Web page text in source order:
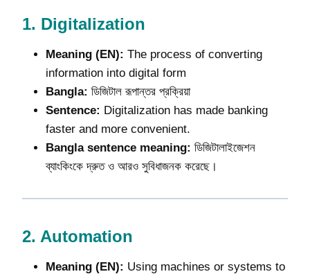
1. Digitalization
Meaning (EN): The process of converting
information into digital form
Bangla: ডিজিটাল রূপান্তর প্রক্রিয়া
Sentence: Digitalization has made banking
faster and more convenient.
Bangla sentence meaning: ডিজিটালাইজেশন
ব্যাংকিংকে দ্রুত ও আরও সুবিধাজনক করেছে।
2. Automation
Meaning (EN): Using machines or systems to